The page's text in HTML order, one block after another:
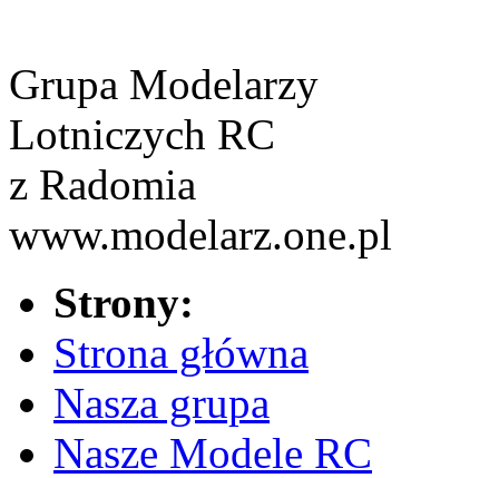
Grupa Modelarzy
Lotniczych RC
z Radomia
www.modelarz.one.pl
Strony:
Strona główna
Nasza grupa
Nasze Modele RC